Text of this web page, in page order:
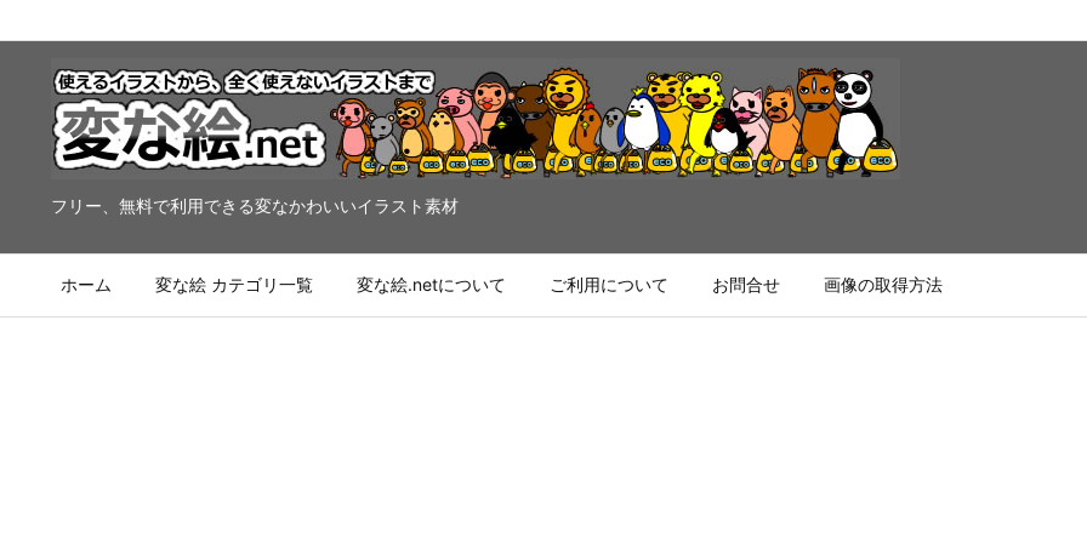
フリー、無料で利用できる変なかわいいイラスト素材
ホーム 変な絵 カテゴリ一覧 変な絵.netについて ご利用について お問合せ 画像の取得方法